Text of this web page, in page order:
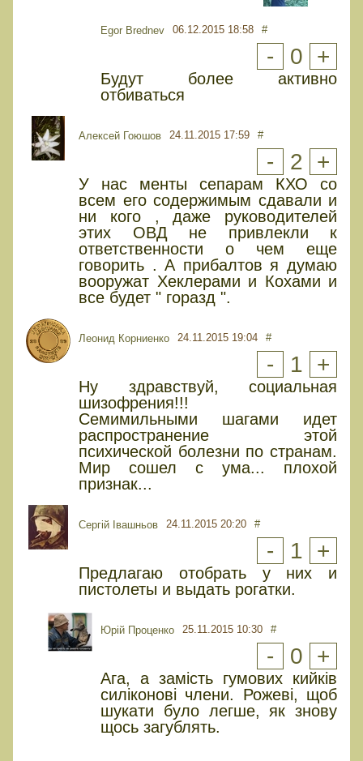
Egor Brednev 06.12.2015 18:58 #
- 0 +
Будут более активно
отбиваться
Алексей Гоюшов 24.11.2015 17:59 #
- 2 +
У нас менты сепарам КХО со
всем его содержимым сдавали и
ни кого , даже руководителей
этих ОВД не привлекли к
ответственности о чем еще
говорить . А прибалтов я думаю
вооружат Хеклерами и Кохами и
все будет " горазд ".
Леонид Корниенко 24.11.2015 19:04 #
- 1 +
Ну здравствуй, социальная
шизофрения!!!
Семимильными шагами идет
распространение этой
психической болезни по странам.
Мир сошел с ума... плохой
признак...
Сергій Івашньов 24.11.2015 20:20 #
- 1 +
Предлагаю отобрать у них и
пистолеты и выдать рогатки.
Юрiй Проценко 25.11.2015 10:30 #
- 0 +
Ага, а замість гумових кийків
силіконові члени. Рожеві, щоб
шукати було легше, як знову
щось загублять.